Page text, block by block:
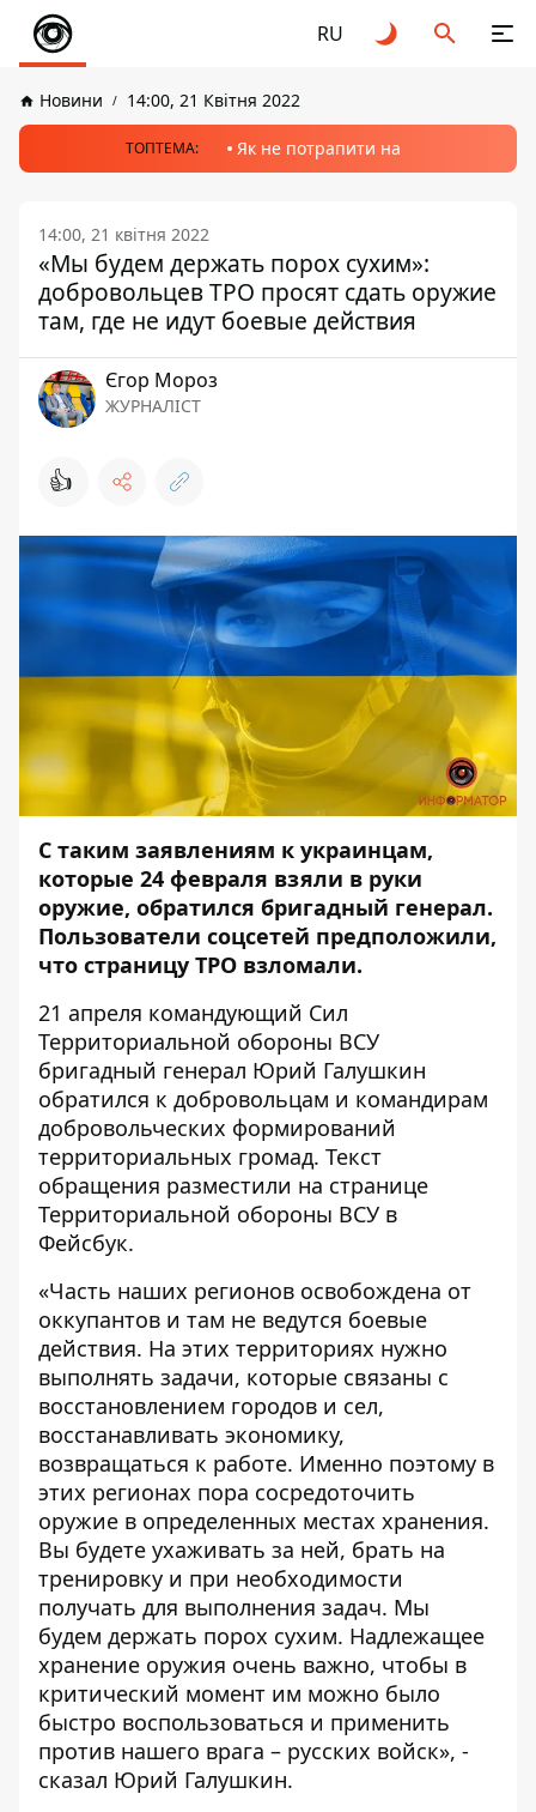
RU
Новини 14:00, 21 Квітня 2022
ТОПТЕМА: Як не потрапити на
14:00, 21 квітня 2022
«Мы будем держать порох сухим»:
добровольцев ТРО просят сдать оружие
там, где не идут боевые действия
Єгор Мороз
ЖУРНАЛІСТ
👍
С таким заявлениям к украинцам,
которые 24 февраля взяли в руки
оружие, обратился бригадный генерал.
Пользователи соцсетей предположили,
что страницу ТРО взломали.
21 апреля командующий Сил
Территориальной обороны ВСУ
бригадный генерал Юрий Галушкин
обратился к добровольцам и командирам
добровольческих формирований
территориальных громад. Текст
обращения разместили на странице
Территориальной обороны ВСУ в
Фейсбук.
«Часть наших регионов освобождена от
оккупантов и там не ведутся боевые
действия. На этих территориях нужно
выполнять задачи, которые связаны с
восстановлением городов и сел,
восстанавливать экономику,
возвращаться к работе. Именно поэтому в
этих регионах пора сосредоточить
оружие в определенных местах хранения.
Вы будете ухаживать за ней, брать на
тренировку и при необходимости
получать для выполнения задач. Мы
будем держать порох сухим. Надлежащее
хранение оружия очень важно, чтобы в
критический момент им можно было
быстро воспользоваться и применить
против нашего врага – русских войск», -
сказал Юрий Галушкин.